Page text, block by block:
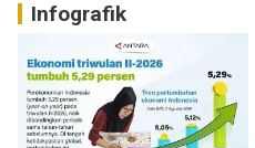
Infografik